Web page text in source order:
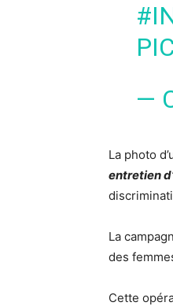
—
La photo
entretien
La
des
Cette